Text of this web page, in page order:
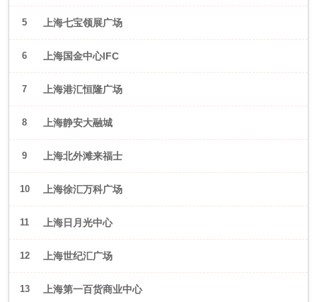
5 上海七宝领展广场
6 上海国金中心IFC
7 上海港汇恒隆广场
8 上海静安大融城
9 上海北外滩来福士
10 上海徐汇万科广场
11 上海日月光中心
12 上海世纪汇广场
13 上海第一百货商业中心